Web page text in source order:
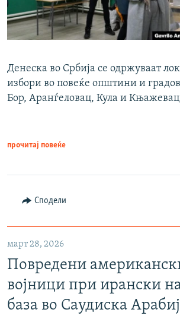
Денеска во Србија се одржуваат
избори во повеќе општини и
Бор, Аранѓеловац, Кула и
прочитај повеќе
Сподели
март 28, 2026
Повредени
војници при ирански
база во Саудиска